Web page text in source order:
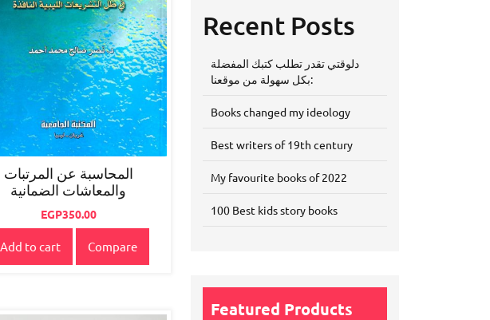
المحاسبة عن المرتبات
والمعاشات الضمانية
EGP350.00
Add to cart Compare
Recent Posts
دلوقتي تقدر تطلب كتبك المفضلة
بكل سهولة من موقعنا:
Books changed my ideology
Best writers of 19th century
My favourite books of 2022
100 Best kids story books
Featured Products